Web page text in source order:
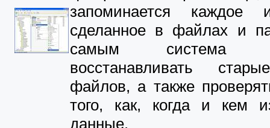
запоминается каждое
сделанное в файлах и
самым система
восстанавливать
файлов, а также
того, как, когда и кем
данные.